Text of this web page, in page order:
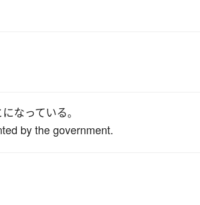
になっている。
by the government.